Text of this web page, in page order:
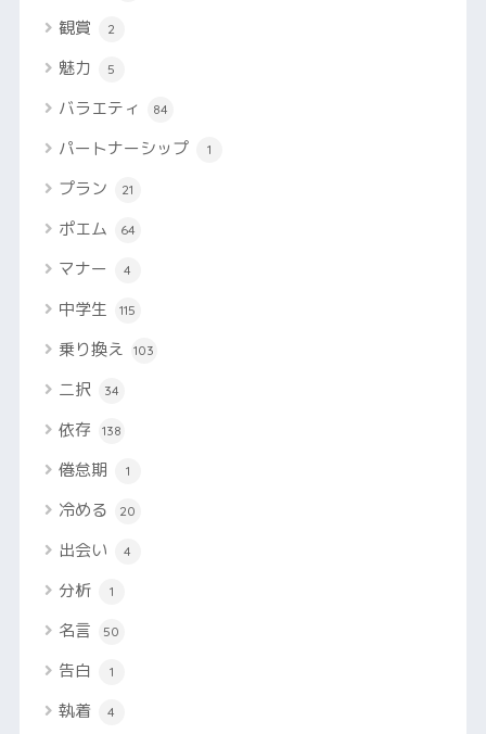
観賞 2
魅力 5
バラエティ 84
パートナーシップ 1
プラン 21
ポエム 64
マナー 4
中学生 115
乗り換え 103
二択 34
依存 138
倦怠期 1
冷める 20
出会い 4
分析 1
名言 50
告白 1
執着 4